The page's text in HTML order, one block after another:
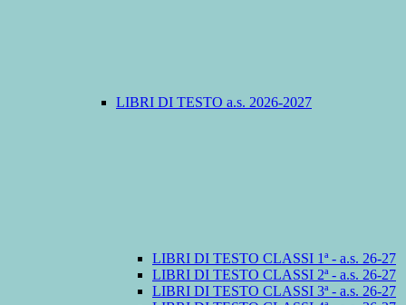
LIBRI DI TESTO a.s. 2026-2027
LIBRI DI TESTO CLASSI 1ª - a.s. 26-27
LIBRI DI TESTO CLASSI 2ª - a.s. 26-27
LIBRI DI TESTO CLASSI 3ª - a.s. 26-27